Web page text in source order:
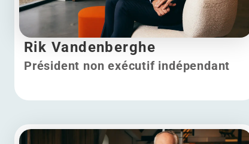
Rik Vandenberghe
Président non exécutif indépendant